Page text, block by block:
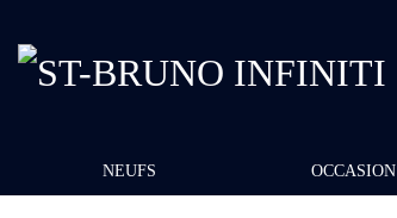
NEUFS OCCASION